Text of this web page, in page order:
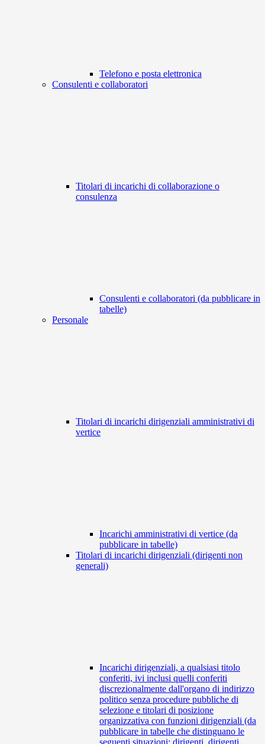
Telefono e posta elettronica
Consulenti e collaboratori
Titolari di incarichi di collaborazione o
consulenza
Consulenti e collaboratori (da pubblicare in
tabelle)
Personale
Titolari di incarichi dirigenziali amministrativi di
vertice
Incarichi amministrativi di vertice (da
pubblicare in tabelle)
Titolari di incarichi dirigenziali (dirigenti non
generali)
Incarichi dirigenziali, a qualsiasi titolo
conferiti, ivi inclusi quelli conferiti
discrezionalmente dall'organo di indirizzo
politico senza procedure pubbliche di
selezione e titolari di posizione
organizzativa con funzioni dirigenziali (da
pubblicare in tabelle che distinguano le